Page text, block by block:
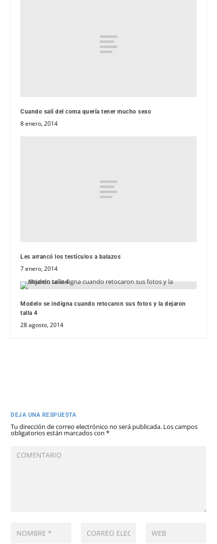
Cuando salí del coma quería tener mucho sexo
8 enero, 2014
Les arrancó los testículos a balazos
7 enero, 2014
Modelo se indigna cuando retocaron sus fotos y la dejaron
talla 4
28 agosto, 2014
DEJA UNA RESPUESTA
Tu dirección de correo electrónico no será publicada. Los campos
obligatorios están marcados con*